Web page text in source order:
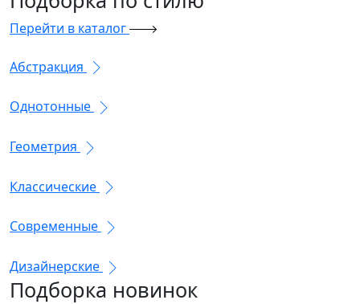
Перейти в каталог
Абстракция
Однотонные
Геометрия
Классические
Современные
Дизайнерские
Подборка новинок